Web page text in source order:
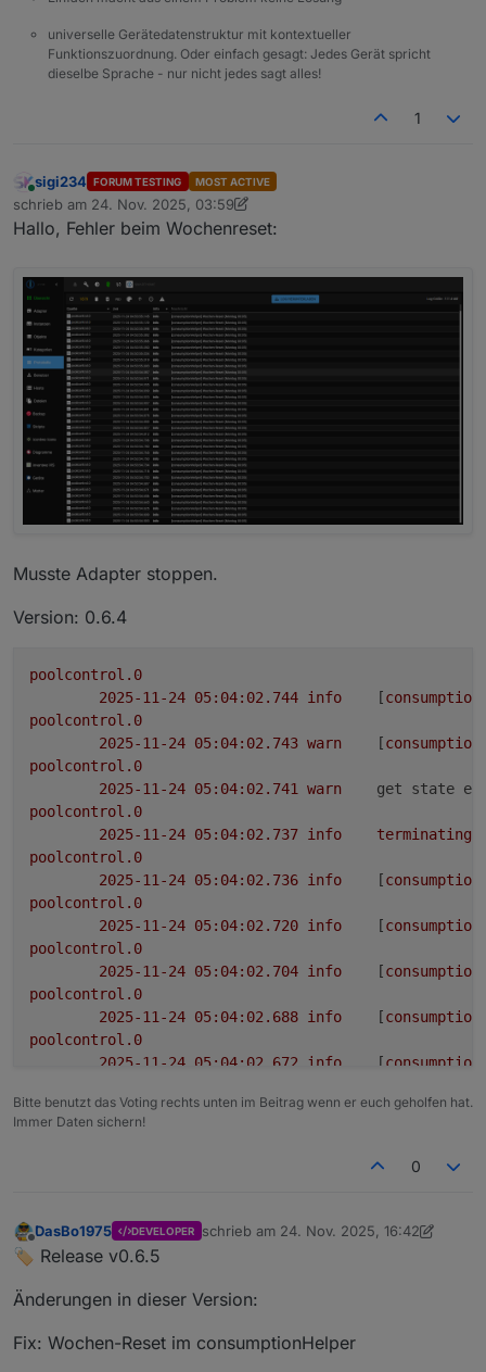
universelle Gerätedatenstruktur mit kontextueller
Funktionszuordnung. Oder einfach gesagt: Jedes Gerät spricht
dieselbe Sprache - nur nicht jedes sagt alles!
1
Online
sigi234 FORUM TESTING MOST ACTIVE
schrieb am 24. Nov. 2025, 03:59
zuletzt editiert von sigi234
Hallo, Fehler beim Wochenreset:
Musste Adapter stoppen.
Version: 0.6.4
poolcontrol.0
info
	[
poolcontrol.0
warn
	[
poolcontrol.0
warn
get state
poolcontrol.0
info
terminating
poolcontrol.0
info
	[
poolcontrol.0
info
	[
poolcontrol.0
info
	[
poolcontrol.0
info
	[
poolcontrol.0
info
	[
2025-11-24 05:04:02.663 info
	[
poolcontrol.0
poolcontrol.0
poolcontrol.0
poolcontrol.0
2025-11-24 05:04:02.593 info
Bitte benutzt das Voting rechts unten im Beitrag wenn er euch geholfen hat.
Immer Daten sichern!
0
Offline
DasBo1975 DEVELOPER schrieb am 24. Nov. 2025, 16:42
zuletzt editiert von DasBo1975
🏷️ Release v0.6.5
Änderungen in dieser Version:
Fix: Wochen-Reset im consumptionHelper